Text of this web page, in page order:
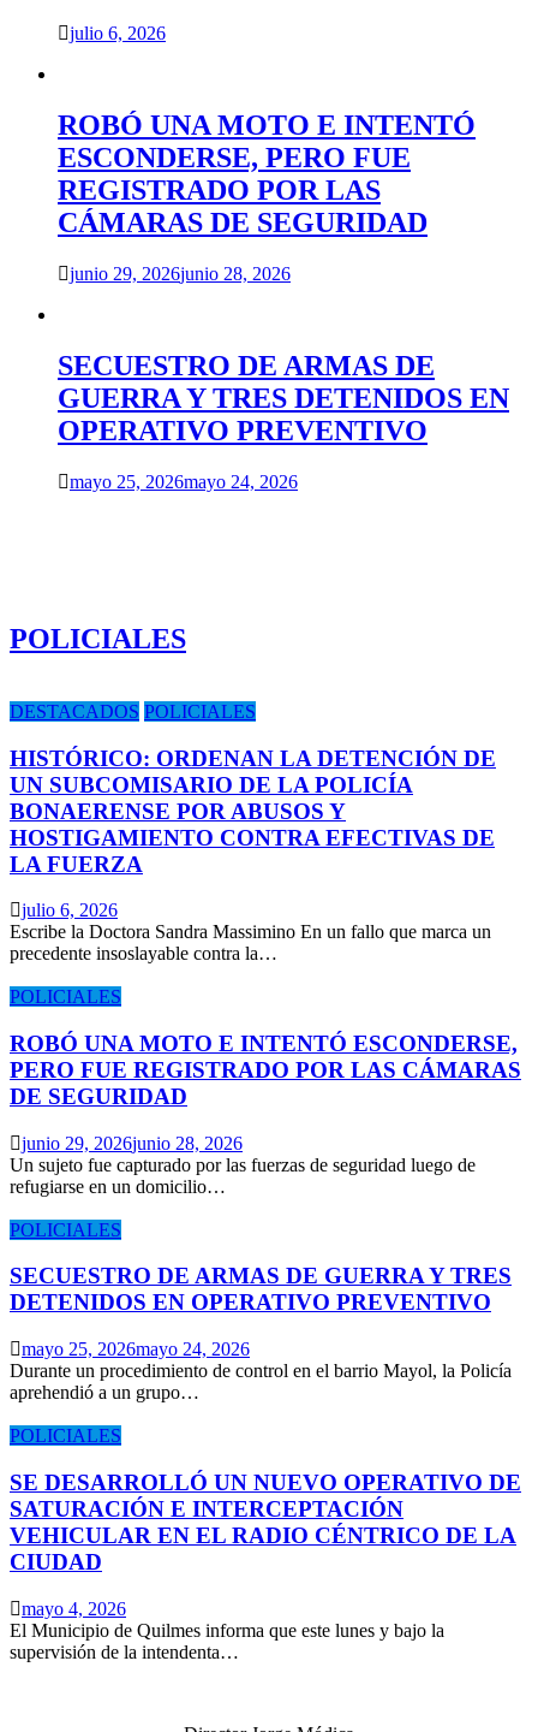
julio 6, 2026
ROBÓ UNA MOTO E INTENTÓ
ESCONDERSE, PERO FUE
REGISTRADO POR LAS
CÁMARAS DE SEGURIDAD
junio 29, 2026junio 28, 2026
SECUESTRO DE ARMAS DE
GUERRA Y TRES DETENIDOS EN
OPERATIVO PREVENTIVO
mayo 25, 2026mayo 24, 2026
POLICIALES
DESTACADOS POLICIALES
HISTÓRICO: ORDENAN LA DETENCIÓN DE
UN SUBCOMISARIO DE LA POLICÍA
BONAERENSE POR ABUSOS Y
HOSTIGAMIENTO CONTRA EFECTIVAS DE
LA FUERZA
julio 6, 2026
Escribe la Doctora Sandra Massimino En un fallo que marca un
precedente insoslayable contra la…
POLICIALES
ROBÓ UNA MOTO E INTENTÓ ESCONDERSE,
PERO FUE REGISTRADO POR LAS CÁMARAS
DE SEGURIDAD
junio 29, 2026junio 28, 2026
Un sujeto fue capturado por las fuerzas de seguridad luego de
refugiarse en un domicilio…
POLICIALES
SECUESTRO DE ARMAS DE GUERRA Y TRES
DETENIDOS EN OPERATIVO PREVENTIVO
mayo 25, 2026mayo 24, 2026
Durante un procedimiento de control en el barrio Mayol, la Policía
aprehendió a un grupo…
POLICIALES
SE DESARROLLÓ UN NUEVO OPERATIVO DE
SATURACIÓN E INTERCEPTACIÓN
VEHICULAR EN EL RADIO CÉNTRICO DE LA
CIUDAD
mayo 4, 2026
El Municipio de Quilmes informa que este lunes y bajo la
supervisión de la intendenta…